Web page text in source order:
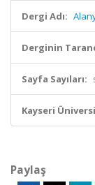
Dergi Adı:
Derginin
Sayfa Sayıları:
Kayseri
Paylaş